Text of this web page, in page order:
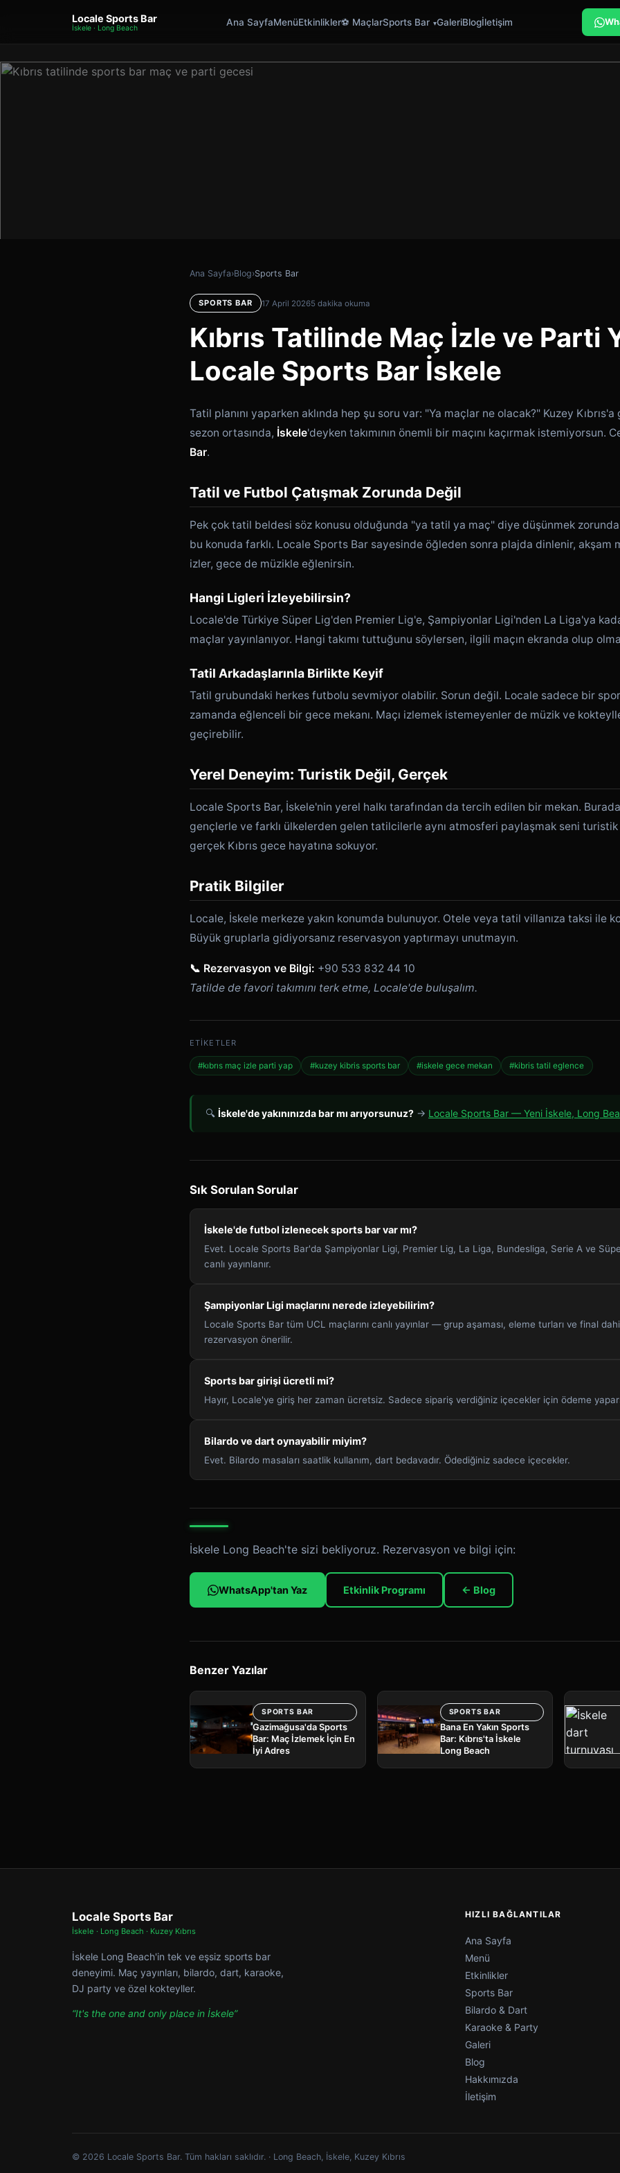
Locale Sports Bar
İskele · Long Beach
Ana SayfaMenüEtkinlikler⚽ MaçlarSports Bar GaleriBlogİletişim
Ana Sayfa›Blog›Sports Bar
SPORTS BAR 17 April 20265 dakika okuma
Kıbrıs Tatilinde Maç İzle ve Parti
Locale Sports Bar İskele
Tatil planını yaparken aklında hep şu soru var: "Ya maçlar ne olacak?" Kuzey
sezon ortasında, İskele'deyken takımının önemli bir maçını kaçırmak istemiyorsun.
Bar.
Tatil ve Futbol Çatışmak Zorunda Değil
Pek çok tatil beldesi söz konusu olduğunda "ya tatil ya maç" diye düşünmek
bu konuda farklı. Locale Sports Bar sayesinde öğleden sonra plajda dinlenir, akşam
izler, gece de müzikle eğlenirsin.
Hangi Ligleri İzleyebilirsin?
Locale'de Türkiye Süper Lig'den Premier Lig'e, Şampiyonlar Ligi'nden La Liga'ya
maçlar yayınlanıyor. Hangi takımı tuttuğunu söylersen, ilgili maçın ekranda olup
Tatil Arkadaşlarınla Birlikte Keyif
Tatil grubundaki herkes futbolu sevmiyor olabilir. Sorun değil. Locale sadece bir
zamanda eğlenceli bir gece mekanı. Maçı izlemek istemeyenler de müzik ve
geçirebilir.
Yerel Deneyim: Turistik Değil, Gerçek
Locale Sports Bar, İskele'nin yerel halkı tarafından da tercih edilen bir mekan. Burada
gençlerle ve farklı ülkelerden gelen tatilcilerle aynı atmosferi paylaşmak seni turistik
gerçek Kıbrıs gece hayatına sokuyor.
Pratik Bilgiler
Locale, İskele merkeze yakın konumda bulunuyor. Otele veya tatil villanıza taksi ile
Büyük gruplarla gidiyorsanız reservasyon yaptırmayı unutmayın.
📞 Rezervasyon ve Bilgi: +90 533 832 44 10
Tatilde de favori takımını terk etme, Locale'de buluşalım.
ETIKETLER
#kıbrıs maç izle parti yap #kuzey kibris sports bar #iskele gece mekan #kibris tatil eglence
🔍 İskele'de yakınınızda bar mı arıyorsunuz? → Locale Sports Bar — Yeni İskele, Long
Sık Sorulan Sorular
İskele'de futbol izlenecek sports bar var mı?
Evet. Locale Sports Bar'da Şampiyonlar Ligi, Premier Lig, La Liga, Bundesliga, Serie A ve
canlı yayınlanır.
Şampiyonlar Ligi maçlarını nerede izleyebilirim?
Locale Sports Bar tüm UCL maçlarını canlı yayınlar — grup aşaması, eleme turları ve final
rezervasyon önerilir.
Sports bar girişi ücretli mi?
Hayır, Locale'ye giriş her zaman ücretsiz. Sadece sipariş verdiğiniz içecekler için ödeme
Bilardo ve dart oynayabilir miyim?
Evet. Bilardo masaları saatlik kullanım, dart bedavadır. Ödediğiniz sadece içecekler.
İskele Long Beach'te sizi bekliyoruz. Rezervasyon ve bilgi için:
WhatsApp'tan Yaz Etkinlik Programı ← Blog
Benzer Yazılar
SPORTS BAR
Gazimağusa'da Sports
Bar: Maç İzlemek İçin En
İyi Adres
SPORTS BAR
Bana En Yakın Sports
Bar: Kıbrıs'ta İskele
Long Beach
Locale Sports Bar
İskele · Long Beach · Kuzey Kıbrıs
İskele Long Beach'in tek ve eşsiz sports bar
deneyimi. Maç yayınları, bilardo, dart, karaoke,
DJ party ve özel kokteyller.
“It's the one and only place in İskele”
HIZLI BAĞLANTILAR
Ana Sayfa
Menü
Etkinlikler
Sports Bar
Bilardo & Dart
Karaoke & Party
Galeri
Blog
Hakkımızda
İletişim
© 2026 Locale Sports Bar. Tüm hakları saklıdır. · Long Beach, İskele, Kuzey Kıbrıs